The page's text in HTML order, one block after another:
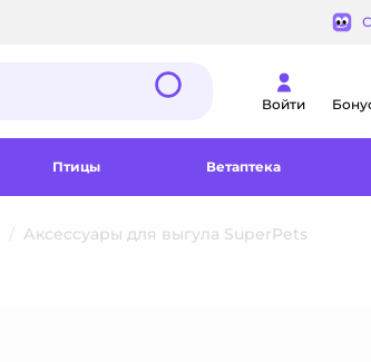
Войти
Птицы Ветаптека
Аксессуары для выгула SuperPets